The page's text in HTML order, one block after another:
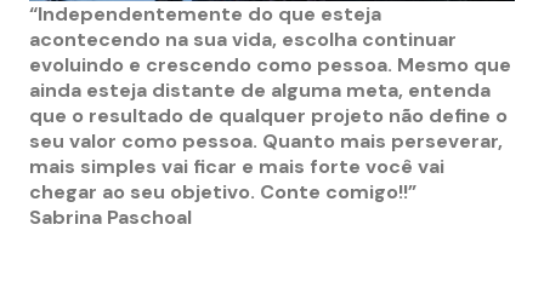
“Independentemente do que esteja
acontecendo na sua vida, escolha continuar
evoluindo e crescendo como pessoa. Mesmo que
ainda esteja distante de alguma meta, entenda
que o resultado de qualquer projeto não define o
seu valor como pessoa. Quanto mais perseverar,
mais simples vai ficar e mais forte você vai
chegar ao seu objetivo. Conte comigo!!”
Sabrina Paschoal